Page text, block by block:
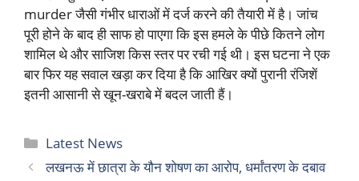
murder जैसी गंभीर धाराओं में दर्ज करने की तैयारी में है। जांच
पूरी होने के बाद ही साफ हो पाएगा कि इस हमले के पीछे कितने लोग
शामिल थे और साजिश किस स्तर पर रची गई थी। इस घटना ने एक
बार फिर यह सवाल खड़ा कर दिया है कि आखिर क्यों पुरानी रंजिशें
इतनी आसानी से खून-खराबे में बदल जाती हैं।
Categories
Latest News
लखनऊ में छात्रा के यौन शोषण का आरोप, धर्मांतरण के दबाव